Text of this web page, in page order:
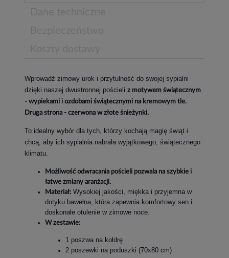
Wprowadź zimowy urok i przytulność do swojej sypialni
dzięki naszej dwustronnej pościeli z motywem świątecznym
- wypiekami i ozdobami świątecznymi na kremowym tle.
Druga strona - czerwona w złote śnieżynki.
To idealny wybór dla tych, którzy kochają magię świąt i
chcą, aby ich sypialnia nabrała wyjątkowego, świątecznego
klimatu.
Możliwość odwracania pościeli pozwala na szybkie i
łatwe zmiany aranżacji.
Materiał: Wysokiej jakości, miękka i przyjemna w
dotyku bawełna, która zapewnia komfortowy sen i
doskonałe otulenie w zimowe noce.
W zestawie:
1 poszwa na kołdrę
2 poszewki na poduszki (70x80 cm)